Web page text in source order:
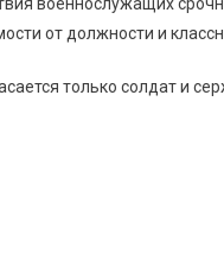
военнослужащих
от должности и
только солдат и